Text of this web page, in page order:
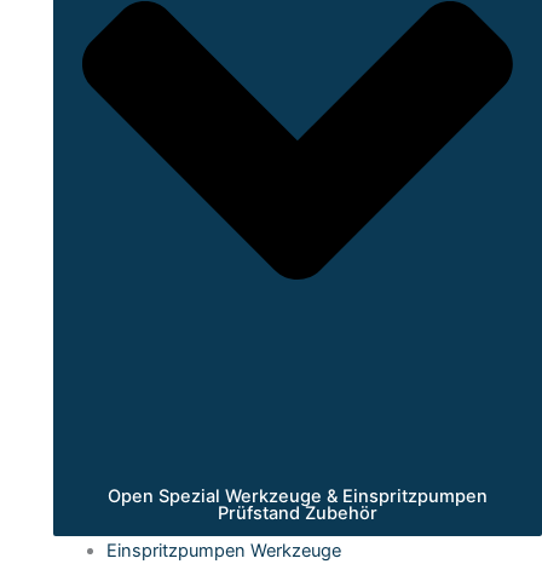
Open Spezial Werkzeuge & Einspritzpumpen
Prüfstand Zubehör
Einspritzpumpen Werkzeuge